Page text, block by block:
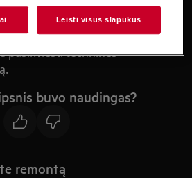
pranešimas F5 reiškia,
jutiklis.
pasikviesti techninės
buvo naudingas?
remontą
Leisti visus slapukus